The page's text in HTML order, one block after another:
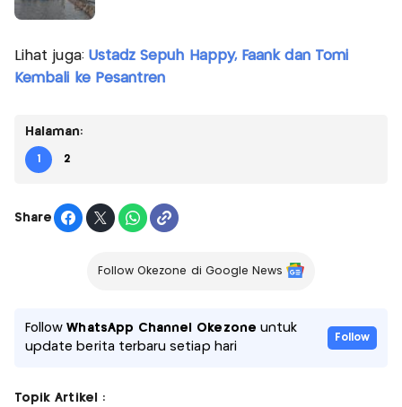
Lihat juga: Ustadz Sepuh Happy, Faank dan Tomi
Kembali ke Pesantren
Halaman:
1 2
Share
Follow Okezone di Google News
FollowWhatsApp Channel Okezone untuk
update berita terbaru setiap hari
Follow
Topik Artikel :